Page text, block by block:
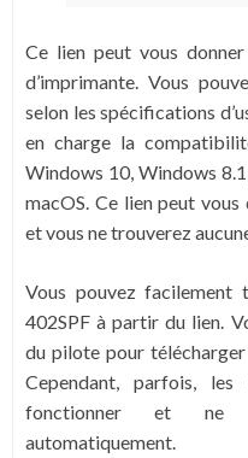
Ce lien peut vous
d’imprimante. Vous
selon les spécifications
en charge la
Windows 10, Windows
macOS. Ce lien peut
et vous ne trouverez
Vous pouvez facilement
402SPF à partir du lien.
du pilote pour
Cependant, parfois,
fonctionner et ne
automatiquement.